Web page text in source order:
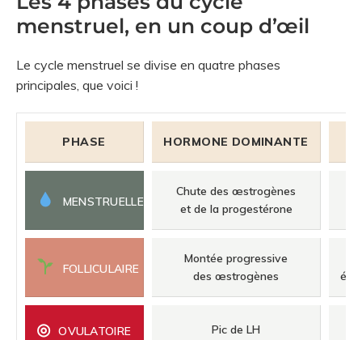
menstruel, en un coup d’œil
Le cycle menstruel se divise en quatre phases
principales, que voici !
PHASE HORMONE DOMINANTE
MENSTRUELLE
Chute des œstrogènes
et de la progestérone
FOLLICULAIRE
Montée progressive
des œstrogènes
◎ OVULATOIRE Pic de LH